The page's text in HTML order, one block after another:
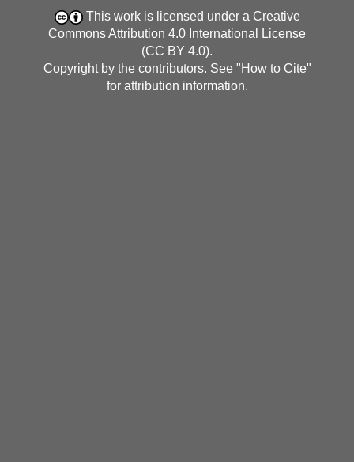
This work is licensed under a Creative
Commons Attribution 4.0 International License
(CC BY 4.0).
Copyright by the contributors. See "How to Cite"
for attribution information.